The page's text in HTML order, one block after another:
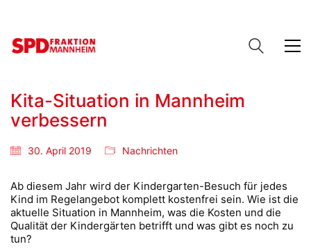
Kita-Situation in Mannheim
verbessern
30. April 2019 Nachrichten
Ab diesem Jahr wird der Kindergarten-Besuch für jedes
Kind im Regelangebot komplett kostenfrei sein. Wie ist die
aktuelle Situation in Mannheim, was die Kosten und die
Qualität der Kindergärten betrifft und was gibt es noch zu
tun?